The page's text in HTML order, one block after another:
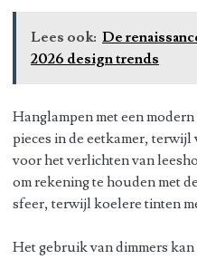
Lees ook: De
2026 design trends
Hanglampen met een
pieces in de eetkamer,
voor het verlichten van
om rekening te houden met
sfeer, terwijl koelere tinten
Het gebruik van dimmers